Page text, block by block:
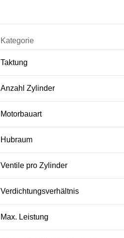
Kategorie
Taktung
Anzahl Zylinder
Motorbauart
Hubraum
Ventile pro Zylinder
Verdichtungsverhältnis
Max. Leistung